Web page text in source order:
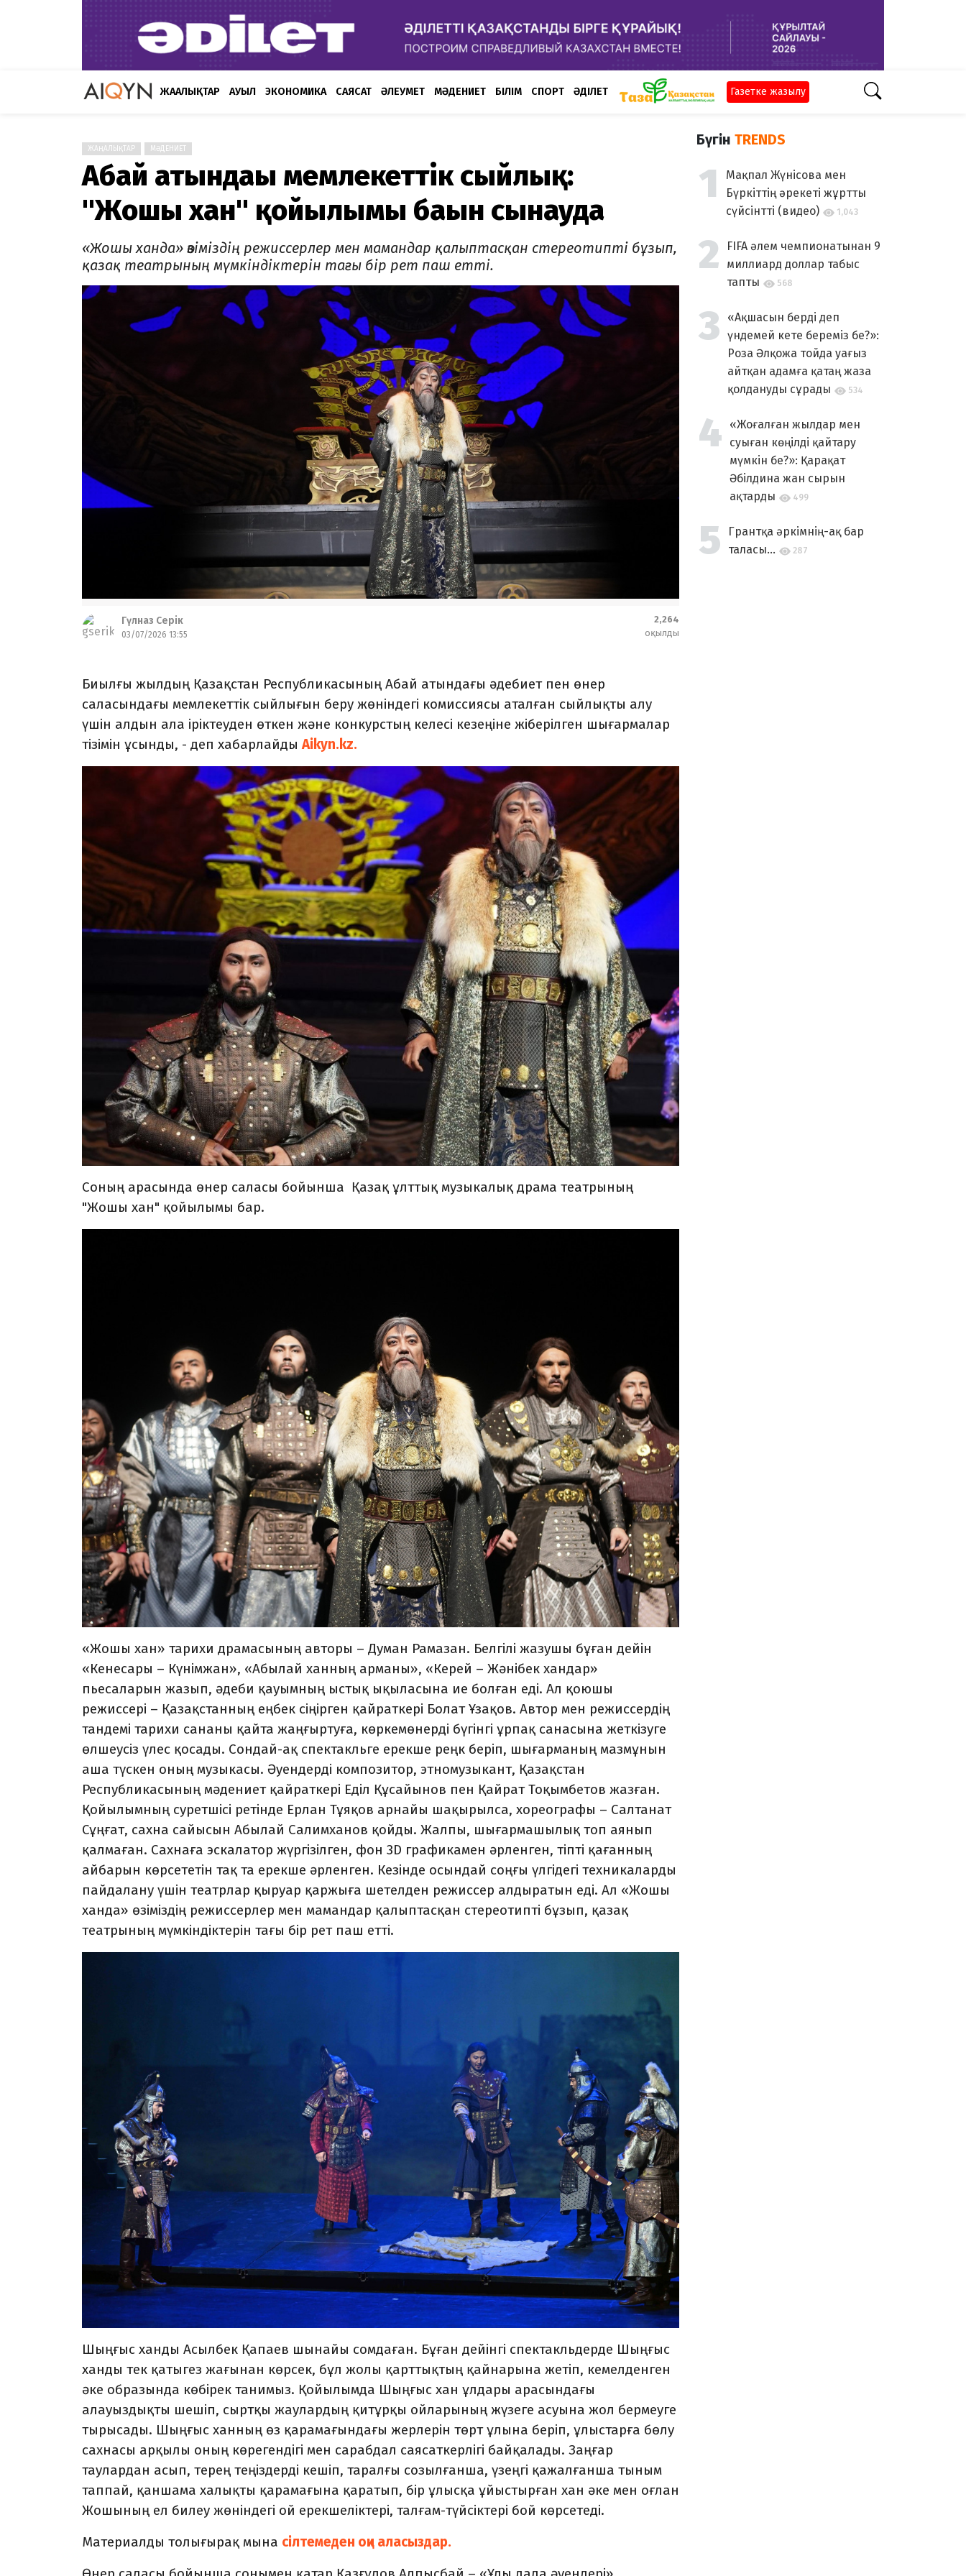
ЖАҢАЛЫҚТАР АУЫЛ ЭКОНОМИКА САЯСАТ ӘЛЕУМЕТ МӘДЕНИЕТ БІЛІМ СПОРТ ӘДІЛЕТ Газетке жазылу
ЖАҢАЛЫҚТАР МӘДЕНИЕТ
Абай атындағы мемлекеттік сыйлық:
"Жошы хан" қойылымы бағын сынауда
«Жошы ханда» өзіміздің режиссерлер мен мамандар қалыптасқан стереотипті бұзып,
қазақ театрының мүмкіндіктерін тағы бір рет паш етті.
Гүлназ Серік
03/07/2026 13:55
2,264
оқылды
Биылғы жылдың Қазақстан Республикасының Абай атындағы әдебиет пен өнер
саласындағы мемлекеттік сыйлығын беру жөніндегі комиссиясы аталған сыйлықты алу
үшін алдын ала іріктеуден өткен және конкурстың келесі кезеңіне жіберілген шығармалар
тізімін ұсынды, - деп хабарлайдыAikyn.kz.
Соның арасында өнер саласы бойынша Қазақ ұлттық музыкалық драма театрының
"Жошы хан" қойылымы бар.
«Жошы хан» тарихи драмасының авторы – Думан Рамазан. Белгілі жазушы бұған дейін
«Кенесары – Күнімжан», «Абылай ханның арманы», «Керей – Жәнібек хандар»
пьесаларын жазып, әдеби қауымның ыстық ықыласына ие болған еді. Ал қоюшы
режиссері – Қазақстанның еңбек сіңірген қайраткері Болат Ұзақов. Автор мен режиссердің
тандемі тарихи сананы қайта жаңғыртуға, көркемөнерді бүгінгі ұрпақ санасына жеткізуге
өлшеусіз үлес қосады. Сон­дай-ақ спектакльге ерекше реңк беріп, шы­ғарманың маз­мұнын
аша түскен оның музы­касы. Әуен­дерді композитор, этномузыкант, Қазақ­стан
Республикасының мәдениет қайрат­кері Еділ Құсайынов пен Қайрат Тоқым­бетов жазған.
Қойылымның суретшісі ретінде Ерлан Тұяқов арнайы шақырылса, хореографы – Салтанат
Сұңғат, сахна сайысын Абылай Салимханов қойды. Жалпы, шығармашылық топ аянып
қалмаған. Сахнаға эскалатор жүргізілген, фон 3D графикамен әрленген, тіпті қағанның
айбарын көрсететін тақ та ерекше әрленген. Кезінде осындай соңғы үлгідегі техникаларды
пайдалану үшін театрлар қыруар қаржыға шетелден режиссер алдыратын еді. Ал «Жошы
ханда» өзіміздің режиссерлер мен мамандар қалыптасқан стереотипті бұзып, қазақ
театрының мүмкіндіктерін тағы бір рет паш етті.
Шыңғыс ханды Асылбек Қапаев шынайы сомдаған. Бұған дейінгі спектакльдерде Шыңғыс
ханды тек қаты­гез жағынан көрсек, бұл жолы қарттықтың қайнарына жетіп, кемелденген
әке образында көбірек танимыз. Қойылымда Шыңғыс хан ұлдары арасындағы
алауыздықты шешіп, сыртқы жаулардың қитұрқы ойларының жүзеге асуына жол бермеуге
тырысады. Шыңғыс ханның өз қарамағындағы жерлерін төрт ұлына беріп, ұлыстарға бөлу
сахнасы арқылы оның көре­гендігі мен сарабдал саясат­кер­лігі байқалады. Заңғар
таулардан асып, терең теңіздерді кешіп, таралғы созылған­ша, үзеңгі қажалғанша тыным
таппай, қаншама халықты қарамағына қаратып, бір ұлысқа ұйыстырған хан әке мен оғлан
Жошының ел билеу жөніндегі ой ерек­шеліктері, талғам-түйсіктері бой көрсетеді.
Материалды толығырақ мына сілтемеден оқи аласыздар.
Бүгін TRENDS
Мақпал Жүнісова мен
Бүркіттің әрекеті жұртты
сүйсінтті (видео)
1,043
FIFA әлем чемпионатынан 9
миллиард доллар табыс
тапты
568
«Ақшасын берді деп
үндемей кете береміз бе?»:
Роза Әлқожа тойда уағыз
айтқан адамға қатаң жаза
қолдануды сұрады
534
«Жоғалған жылдар мен
суыған көңілді қайтару
мүмкін бе?»: Қарақат
Әбілдина жан сырын
ақтарды
499
Грантқа әркімнің-ақ бар
таласы...
287